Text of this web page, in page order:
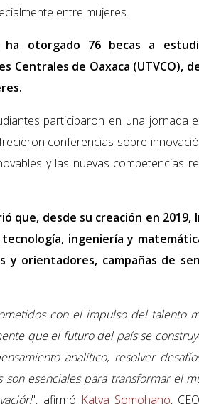
entre mujeres.
ha otorgado 76 becas a
Centrales de Oaxaca (UTVCO),
participaron en una jornada
conferencias sobre
y las nuevas competencias
que, desde su creación en 2019,
ingeniería y
y orientadores, campañas de
con el impulso del talento
que el futuro del país se
analítico, resolver
son esenciales para transformar el
", afirmó Katya Somohano,